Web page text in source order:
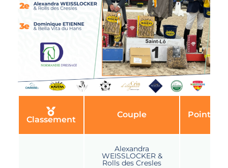
Classement
Couple Points
Alexandra
WEISSLOCKER &
Rolls des Cresles